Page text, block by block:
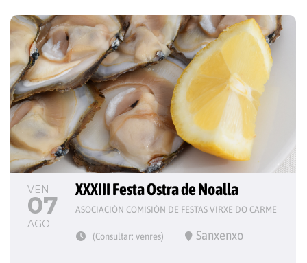
VEN
07
AGO
XXXIII Festa Ostra de Noalla
ASOCIACIÓN COMISIÓN DE FESTAS VIRXE DO CARME
(Consultar: venres) Sanxenxo